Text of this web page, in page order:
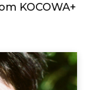
KOCOWA+